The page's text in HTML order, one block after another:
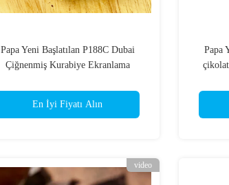
Papa Yeni Başlatılan P188C Dubai
Çiğnenmiş Kurabiye Ekranlama
En İyi Fiyatı Alın
Papa
video